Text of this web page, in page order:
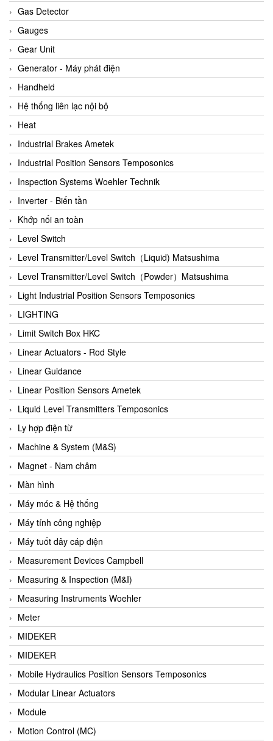
ARCA Regler
Arcos Hydraulik
Ardetem-Sfere-Vietnam
Argal
AS ENERGI
ASCO CO2
Asker
AT2E
ATC Pneumatic
ATEX System
ATI - IA
ATI (Analytical Technology Inc)
Atos
Atrax
Auma
Autec
Auto Flow
Automatic valve
Aventics
Avproglobal
Axiomtek
AZBIL
B&C Electronics
B&R
Babcok wilcox
Baelz Automatic Vietnam
Bahr Modultechnik Vietnam
Balluff
BamBo Vietnam
Barel Vietnam
Barksdale
Bartec
Basco
Baumer
Baumuller Vietnam
Baykee
BBC Bircher Smart Access
BCS ITALY
BEA SENSORS
Gas Detector
Gauges
Gear Unit
Generator - Máy phát điện
Handheld
Hệ thống liên lạc nội bộ
Heat
Industrial Brakes Ametek
Industrial Position Sensors Temposonics
Inspection Systems Woehler Technik
Inverter - Biến tần
Khớp nối an toàn
Level Switch
Level Transmitter/Level Switch（Liquid) Matsushima
Level Transmitter/Level Switch（Powder）Matsushima
Light Industrial Position Sensors Temposonics
LIGHTING
Limit Switch Box HKC
Linear Actuators - Rod Style
Linear Guidance
Linear Position Sensors Ametek
Liquid Level Transmitters Temposonics
Ly hợp điện từ
Machine & System (M&S)
Magnet - Nam châm
Màn hình
Máy móc & Hệ thống
Máy tính công nghiệp
Máy tuốt dây cáp điện
Measurement Devices Campbell
Measuring & Inspection (M&I)
Measuring Instruments Woehler
Meter
MIDEKER
MIDEKER
Mobile Hydraulics Position Sensors Temposonics
Modular Linear Actuators
Module
Motion Control (MC)